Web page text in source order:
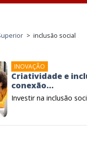
> inclusão social
INOVAÇÃO
Criatividade e
conexão...
Investir na inclusão